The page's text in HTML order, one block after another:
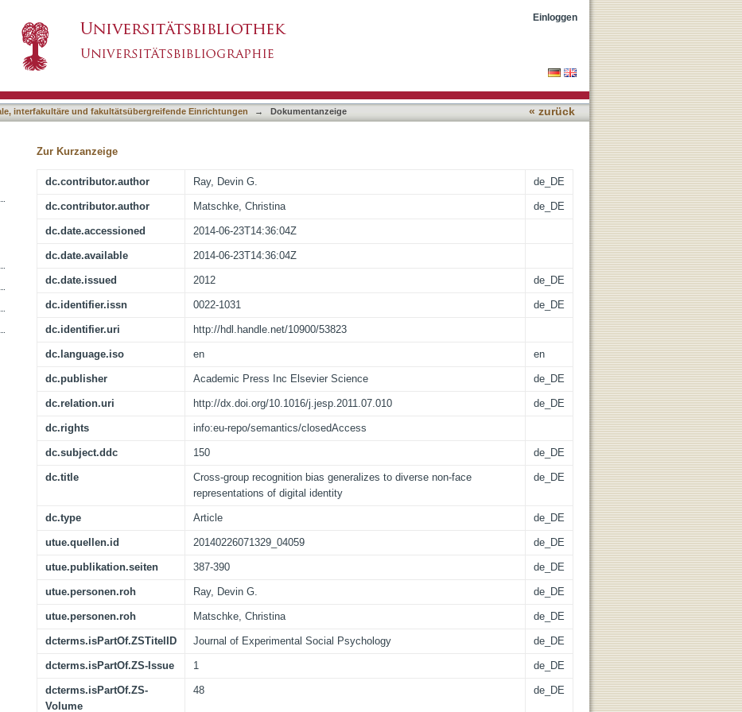
bias generalizes to diverse non-face representations of digital identityEinloggen
interfakultäre und fakultätsübergreifende Einrichtungen → Dokumentanzeige « zurück
Zur Kurzanzeige
dc.contributor.author Ray, Devin G. de_DE
dc.contributor.author Matschke, Christina de_DE
dc.date.accessioned 2014-06-23T14:36:04Z
dc.date.available 2014-06-23T14:36:04Z
dc.date.issued 2012 de_DE
dc.identifier.issn 0022-1031 de_DE
dc.identifier.uri http://hdl.handle.net/10900/53823
dc.language.iso en en
dc.publisher Academic Press Inc Elsevier Science de_DE
dc.relation.uri http://dx.doi.org/10.1016/j.jesp.2011.07.010 de_DE
dc.rights info:eu-repo/semantics/closedAccess
dc.subject.ddc 150 de_DE
dc.title
Cross-group recognition bias generalizes to diverse non-face
representations of digital identity
de_DE
dc.type Article de_DE
utue.quellen.id 20140226071329_04059 de_DE
utue.publikation.seiten 387-390 de_DE
utue.personen.roh Ray, Devin G. de_DE
utue.personen.roh Matschke, Christina de_DE
dcterms.isPartOf.ZSTitelID Journal of Experimental Social Psychology de_DE
dcterms.isPartOf.ZS-Issue 1 de_DE
dcterms.isPartOf.ZS-
Volume
48 de_DE